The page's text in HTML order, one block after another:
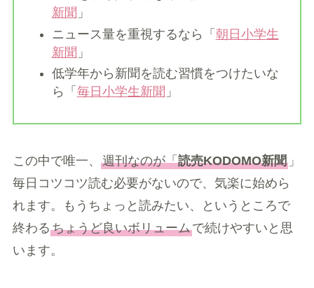
新聞 」
ニュース量を重視するなら「 朝日小学生
新聞 」
低学年から新聞を読む習慣をつけたいな
ら「 毎日小学生新聞 」
この中で唯一、 週刊なのが「読売KODOMO新聞」
毎日コツコツ読む必要がないので、気楽に始めら
れます。もうちょっと読みたい、というところで
終わるちょうど良いボリュームで続けやすいと思
います。